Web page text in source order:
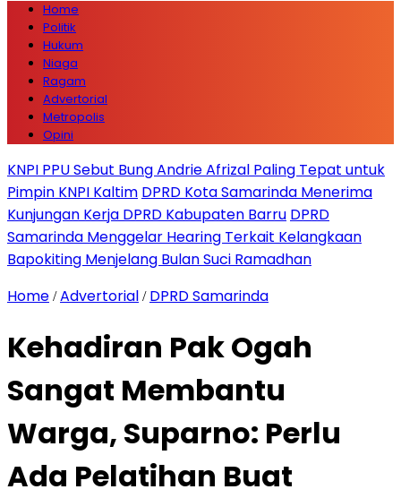
Home
Politik
Hukum
Niaga
Ragam
Advertorial
Metropolis
Opini
KNPI PPU Sebut Bung Andrie Afrizal Paling Tepat untuk
Pimpin KNPI Kaltim DPRD Kota Samarinda Menerima
Kunjungan Kerja DPRD Kabupaten Barru DPRD
Samarinda Menggelar Hearing Terkait Kelangkaan
Bapokiting Menjelang Bulan Suci Ramadhan
Home /Advertorial / DPRD Samarinda
Kehadiran Pak Ogah
Sangat Membantu
Warga, Suparno: Perlu
Ada Pelatihan Buat